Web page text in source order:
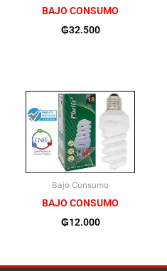
BAJO CONSUMO
₲32.500
Bajo Consumo
BAJO CONSUMO
₲12.000